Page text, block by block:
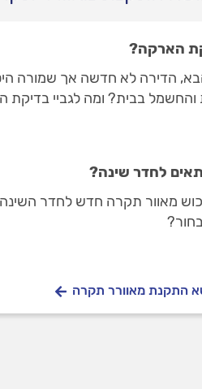
הארקה?
הדירה לא חדשה אך שמורה
בבית? ומה לגביי בדיקת
לחדר שינה?
מאוור תקרה חדש לחדר השינה
התקנת מאוורר תקרה